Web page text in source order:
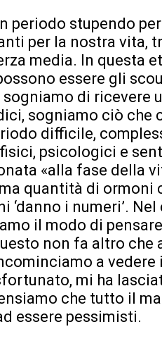
periodo stupendo
per la nostra vita,
media. In questa
essere gli
di ricevere
sogniamo ciò che
difficile,
psicologici e
«alla fase della
quantità di
‘danno i numeri’.
il modo di
non fa altro che
a vedere
mi ha
che tutto il
essere pessimisti.